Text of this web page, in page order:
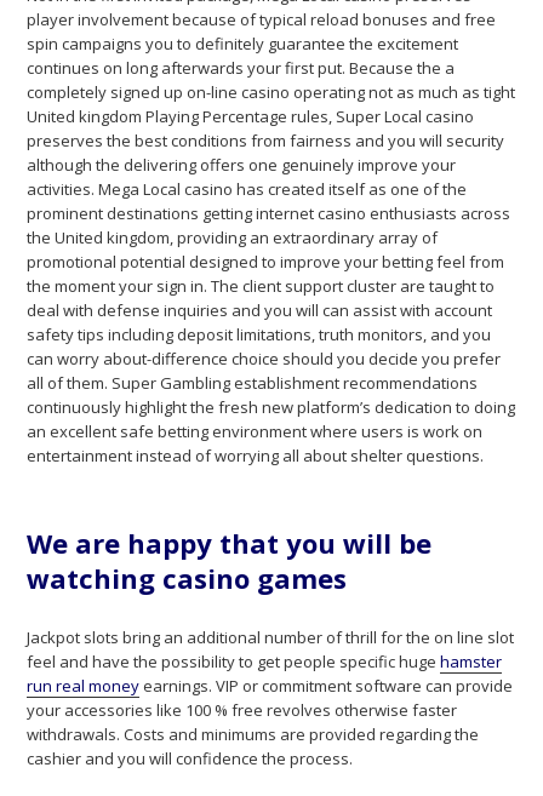
player involvement because of typical reload bonuses and free
spin campaigns you to definitely guarantee the excitement
continues on long afterwards your first put. Because the a
completely signed up on-line casino operating not as much as tight
United kingdom Playing Percentage rules, Super Local casino
preserves the best conditions from fairness and you will security
although the delivering offers one genuinely improve your
activities. Mega Local casino has created itself as one of the
prominent destinations getting internet casino enthusiasts across
the United kingdom, providing an extraordinary array of
promotional potential designed to improve your betting feel from
the moment your sign in. The client support cluster are taught to
deal with defense inquiries and you will can assist with account
safety tips including deposit limitations, truth monitors, and you
can worry about-difference choice should you decide you prefer
all of them. Super Gambling establishment recommendations
continuously highlight the fresh new platform’s dedication to doing
an excellent safe betting environment where users is work on
entertainment instead of worrying all about shelter questions.
We are happy that you will be
watching casino games
Jackpot slots bring an additional number of thrill for the on line slot
feel and have the possibility to get people specific hugehamster
run real moneyearnings. VIP or commitment software can provide
your accessories like 100 % free revolves otherwise faster
withdrawals. Costs and minimums are provided regarding the
cashier and you will confidence the process.